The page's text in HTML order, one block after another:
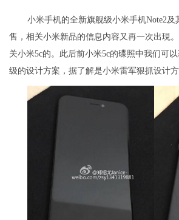
小米手机的全新旗舰级小米手机Note2
售，相关小米新品的信息内容又再一次出現
关小米5c的。此后前小米5c的碟照中我们可
级的设计方案，据了解是小米雷军狠抓设计方